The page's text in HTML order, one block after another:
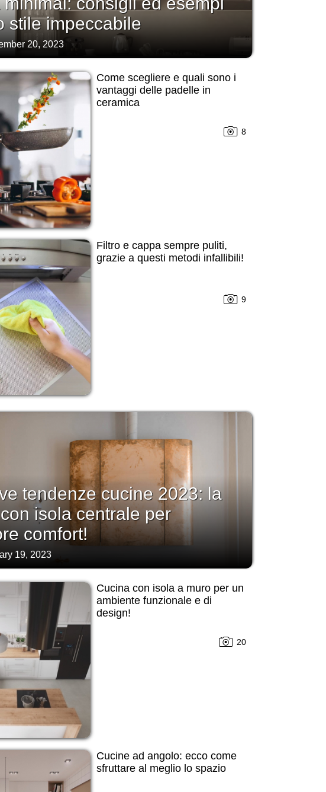
stile impeccabile
20, 2023
Come scegliere e quali sono i
vantaggi delle padelle in
ceramica
8
Filtro e cappa sempre puliti,
grazie a questi metodi infallibili!
9
tendenze cucine 2023: la
isola centrale per
comfort!
19, 2023
Cucina con isola a muro per un
ambiente funzionale e di
design!
20
Cucine ad angolo: ecco come
sfruttare al meglio lo spazio